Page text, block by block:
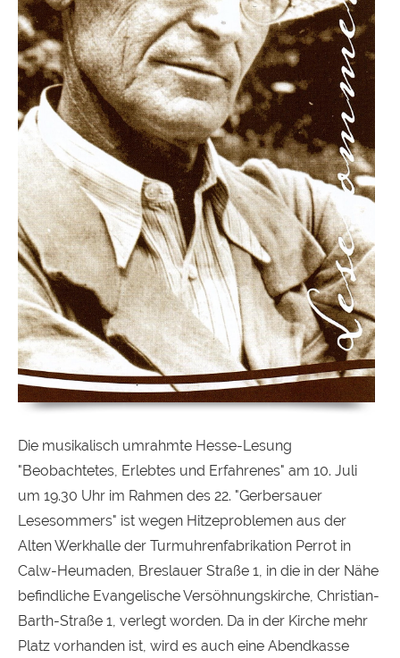
Die musikalisch umrahmte Hesse-Lesung
"Beobachtetes, Erlebtes und Erfahrenes" am 10. Juli
um 19.30 Uhr im Rahmen des 22. "Gerbersauer
Lesesommers" ist wegen Hitzeproblemen aus der
Alten Werkhalle der Turmuhrenfabrikation Perrot in
Calw-Heumaden, Breslauer Straße 1, in die in der Nähe
befindliche Evangelische Versöhnungskirche, Christian-
Barth-Straße 1, verlegt worden. Da in der Kirche mehr
Platz vorhanden ist, wird es auch eine Abendkasse